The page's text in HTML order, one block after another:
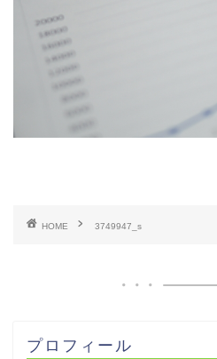
HOME 3749947_s
プロフィール